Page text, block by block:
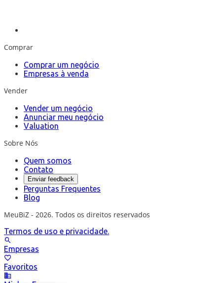
Comprar
Comprar um negócio
Empresas à venda
Vender
Vender um negócio
Anunciar meu negócio
Valuation
Sobre Nós
Quem somos
Contato
Enviar feedback
Perguntas Frequentes
Blog
MeuBiZ - 2026. Todos os direitos reservados
Termos de uso e privacidade.
Empresas
Favoritos